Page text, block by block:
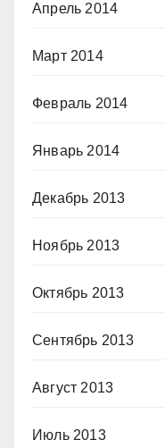
Апрель 2014
Март 2014
Февраль 2014
Январь 2014
Декабрь 2013
Ноябрь 2013
Октябрь 2013
Сентябрь 2013
Август 2013
Июль 2013